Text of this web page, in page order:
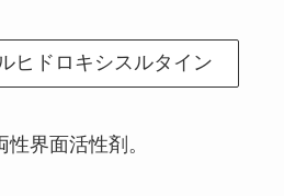
ヒドロキシスルタイン
界面活性剤。